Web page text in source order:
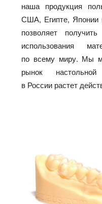
наша продукция
США, Египте, Японии
позволяет
использования
по всему миру. Мы
рынок
в России растет